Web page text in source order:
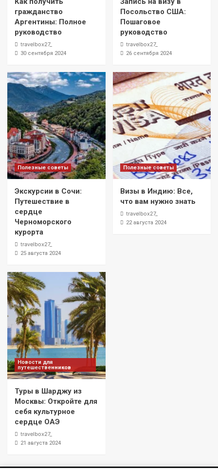
гражданство
Аргентины: Полное
руководство
travelbox27_
30 сентября 2024
Посольство США:
Пошаговое
руководство
travelbox27_
26 сентября 2024
Полезные советы
Экскурсии в Сочи:
Путешествие в
сердце
Черноморского
курорта
travelbox27_
25 августа 2024
Полезные советы
Визы в Индию: Все,
что вам нужно знать
travelbox27_
22 августа 2024
Новости для
путешественников
Туры в Шарджу из
Москвы: Откройте для
себя культурное
сердце ОАЭ
travelbox27_
21 августа 2024